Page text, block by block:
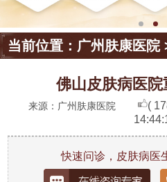
当前位置： 广州肤康医院
佛山皮肤病医
来源：广州肤康医院 (
快速问诊，皮肤病医